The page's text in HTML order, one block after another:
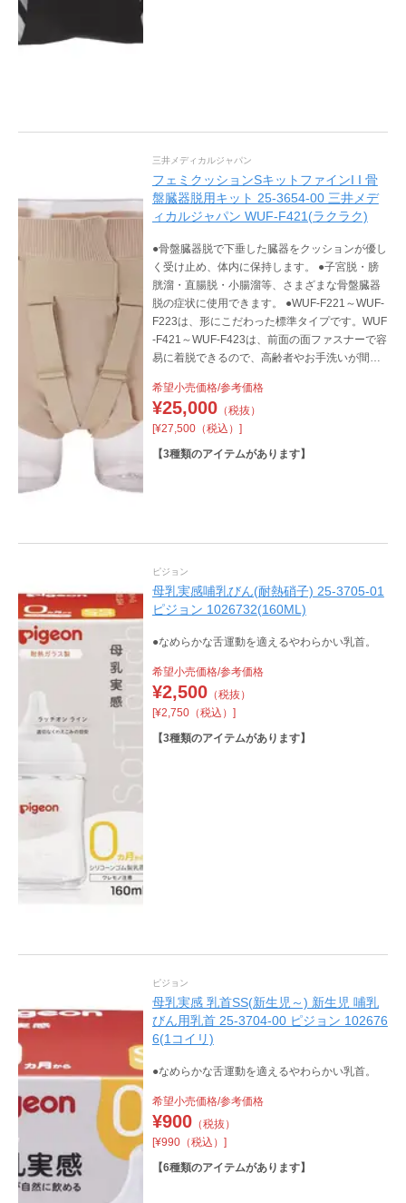
三井メディカルジャパン
フェミクッションSキットファインI I 骨
盤臓器脱用キット 25-3654-00 三井メデ
ィカルジャパン WUF-F421(ラクラク)
●骨盤臓器脱で下垂した臓器をクッションが優し
く受け止め、体内に保持します。 ●子宮脱・膀
胱溜・直腸脱・小腸溜等、さまざまな骨盤臓器
脱の症状に使用できます。 ●WUF-F221～WUF-
F223は、形にこだわった標準タイプです。WUF
-F421～WUF-F423は、前面の面ファスナーで容
易に着脱できるので、高齢者やお手洗いが間に
F523は、前面のジッパーで容易に着脱できま
す。爽やかな木綿素材の2分丈で、ももを優しく
包みます。
希望小売価格/参考価格
¥25,000（税抜）
[¥27,500（税込）]
【3種類のアイテムがあります】
ピジョン
母乳実感哺乳びん(耐熱硝子) 25-3705-01
ピジョン 1026732(160ML)
●なめらかな舌運動を適えるやわらかい乳首。
希望小売価格/参考価格
¥2,500（税抜）
[¥2,750（税込）]
【3種類のアイテムがあります】
ピジョン
母乳実感 乳首SS(新生児～) 新生児 哺乳
びん用乳首 25-3704-00 ピジョン 102676
6(1コイリ)
●なめらかな舌運動を適えるやわらかい乳首。
希望小売価格/参考価格
¥900（税抜）
[¥990（税込）]
【6種類のアイテムがあります】